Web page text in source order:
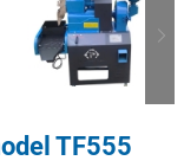
TF555